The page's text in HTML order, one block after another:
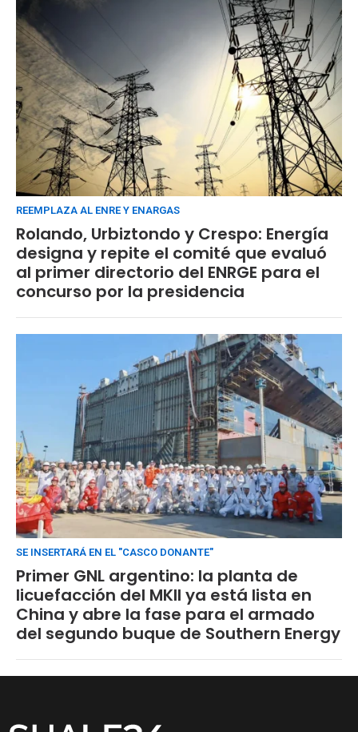
REEMPLAZA AL ENRE Y ENARGAS
Rolando, Urbiztondo y Crespo: Energía
designa y repite el comité que evaluó
al primer directorio del ENRGE para el
concurso por la presidencia
SE INSERTARÁ EN EL "CASCO DONANTE"
Primer GNL argentino: la planta de
licuefacción del MKII ya está lista en
China y abre la fase para el armado
del segundo buque de Southern Energy